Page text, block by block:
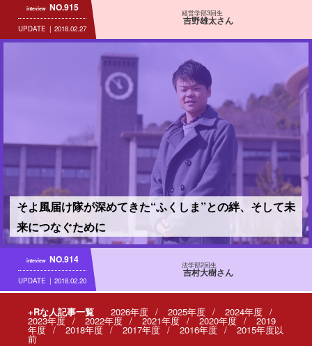
inteview NO.915
UPDATE 2018.02.27
経営学部3回生
吉野雄太さん
そよ風届け隊が深めてきた“ふくしま”との絆、そして未
来につなぐために
inteview NO.914
UPDATE 2018.02.20
法学部2回生
吉村大樹さん
+Rな人記事一覧 2026年度 2025年度 2024年度
2023年度 2022年度 2021年度 2020年度 2019
年度 2018年度 2017年度 2016年度 2015年度以
前